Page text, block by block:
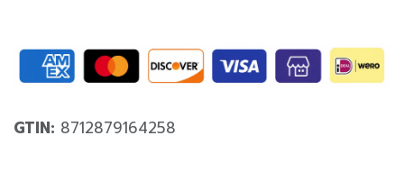
GTIN: 8712879164258